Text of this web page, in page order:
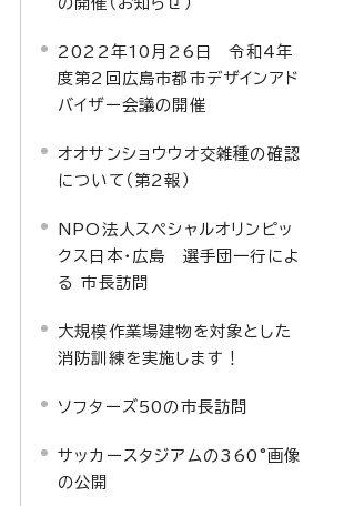
2022年10月26日 令和4年
度第2回広島市都市デザインアド
バイザー会議の開催
オオサンショウウオ交雑種の確認
について（第2報）
NPO法人スペシャルオリンピッ
クス日本・広島 選手団一行によ
る 市長訪問
大規模作業場建物を対象とした
消防訓練を実施します！
ソフターズ50の市長訪問
サッカースタジアムの360°画像
の公開